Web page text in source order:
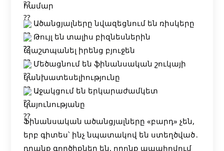
համար
Ածանցյալները նվազեցնում են ռիսկերը
Թույլ են տալիս բիզնեսներին
պաշտպանել իրենց բյուջեն
Մեծացնում են ֆինանսական շուկայի
կանխատեսելիությունը
Աջակցում են երկարաժամկետ
կայունությանը
Ֆինանսական ածանցյալները «բարդ» չեն,
երբ գիտես՝ ինչ նպատակով են ստեղծված․
դրանք գործիքներ են, որոնք ապահովում